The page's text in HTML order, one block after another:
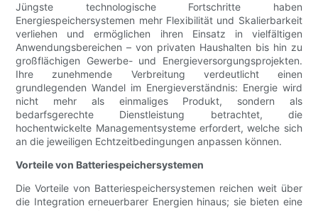
Jüngste technologische Fortschritte haben
Energiespeichersystemen mehr Flexibilität und Skalierbarkeit
verliehen und ermöglichen ihren Einsatz in vielfältigen
Anwendungsbereichen – von privaten Haushalten bis hin zu
großflächigen Gewerbe- und Energieversorgungsprojekten.
Ihre zunehmende Verbreitung verdeutlicht einen
grundlegenden Wandel im Energieverständnis: Energie wird
nicht mehr als einmaliges Produkt, sondern als
bedarfsgerechte Dienstleistung betrachtet, die
hochentwickelte Managementsysteme erfordert, welche sich
an die jeweiligen Echtzeitbedingungen anpassen können.
Vorteile von Batteriespeichersystemen
Die Vorteile von Batteriespeichersystemen reichen weit über
die Integration erneuerbarer Energien hinaus; sie bieten eine